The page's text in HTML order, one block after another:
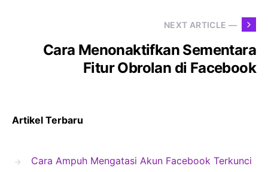
NEXT ARTICLE —
Cara Menonaktifkan Sementara
Fitur Obrolan di Facebook
Artikel Terbaru
Cara Ampuh Mengatasi Akun Facebook Terkunci